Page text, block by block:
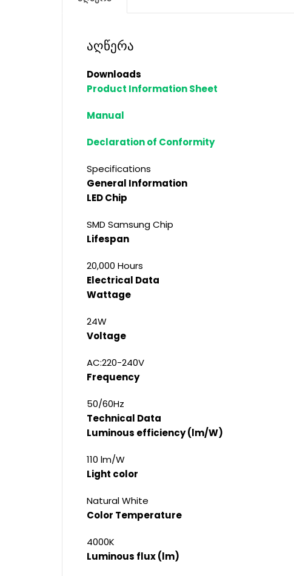
აღწერა
Downloads
Product Information Sheet
Manual
Declaration of Conformity
Specifications
General Information
LED Chip
SMD Samsung Chip
Lifespan
20,000 Hours
Electrical Data
Wattage
24W
Voltage
AC:220-240V
Frequency
50/60Hz
Technical Data
Luminous efficiency (lm/W)
110 lm/W
Light color
Natural White
Color Temperature
4000K
Luminous flux (lm)